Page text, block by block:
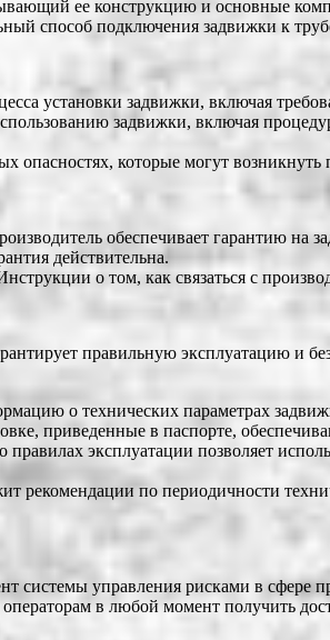
ее конструкцию и основные
способ подключения задвижки к
установки задвижки, включая
задвижки, включая
которые могут возникнуть
обеспечивает гарантию на
действительна.
о том, как связаться с
правильную эксплуатацию и
о технических параметрах
приведенные в паспорте,
эксплуатации позволяет
по периодичности
системы управления рисками в
в любой момент получить